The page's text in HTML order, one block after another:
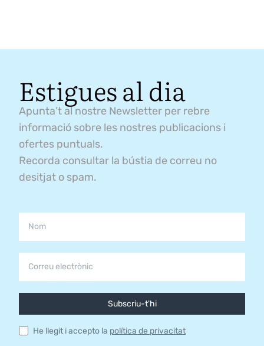
Estigues al dia
Apunta’t al nostre Newsletter per rebre
informació sobre les nostres publicacions i
ofertes puntuals.
Recorda consultar la bústia de correu no
desitjat o spam.
Subscriu-t'hi
He llegit i accepto la política de privacitat